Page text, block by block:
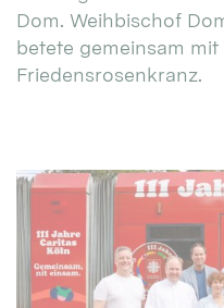
Dom. Weihbischof
betete gemeinsam mit
Friedensrosenkranz.